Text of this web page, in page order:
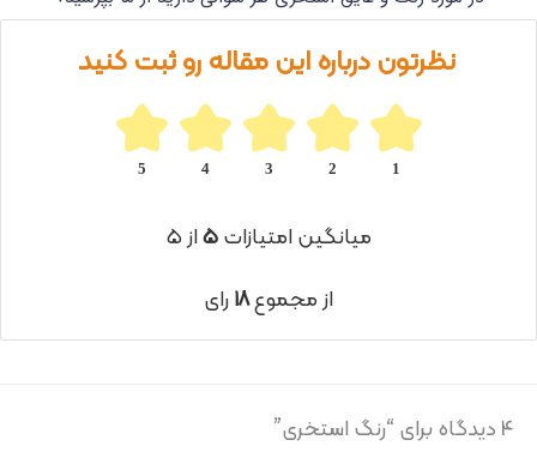
نظرتون درباره این مقاله رو ثبت کنید
5 4 3 2 1
میانگین امتیازات۵از ۵
از مجموع۱۸رای
4 دیدگاه برای “رنگ استخری”